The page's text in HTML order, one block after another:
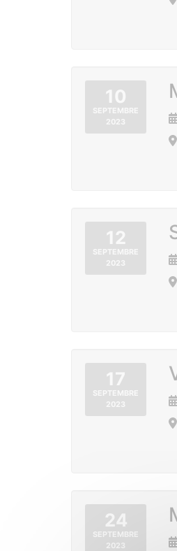
10
SEPTEMBRE
2023
12
SEPTEMBRE
2023
17
SEPTEMBRE
2023
24
SEPTEMBRE
2023